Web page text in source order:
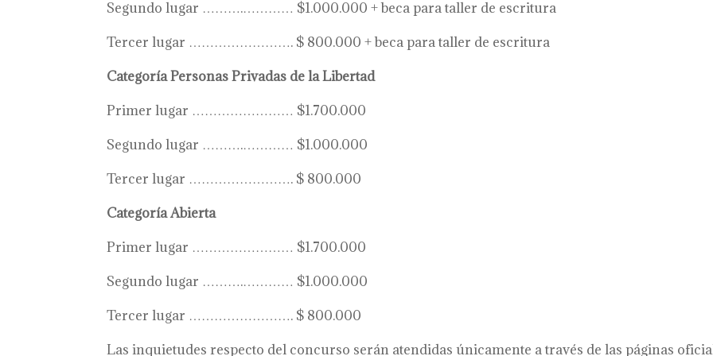
Segundo lugar ……….………… $1.000.000 + beca para taller de escritura
Tercer lugar ……………………. $ 800.000 + beca para taller de escritura
Categoría Personas Privadas de la Libertad
Primer lugar …………………… $1.700.000
Segundo lugar ……….………… $1.000.000
Tercer lugar ……………………. $ 800.000
Categoría Abierta
Primer lugar …………………… $1.700.000
Segundo lugar ……….………… $1.000.000
Tercer lugar ……………………. $ 800.000
Las inquietudes respecto del concurso serán atendidas únicamente a través de las páginas